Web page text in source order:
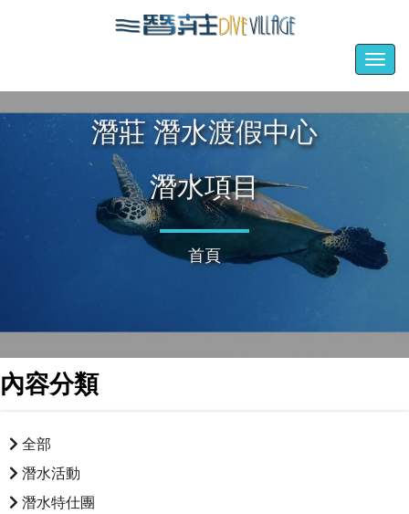
潛莊 潛水渡假中心
潛水項目
首頁
內容分類
全部
潛水活動
潛水特仕團